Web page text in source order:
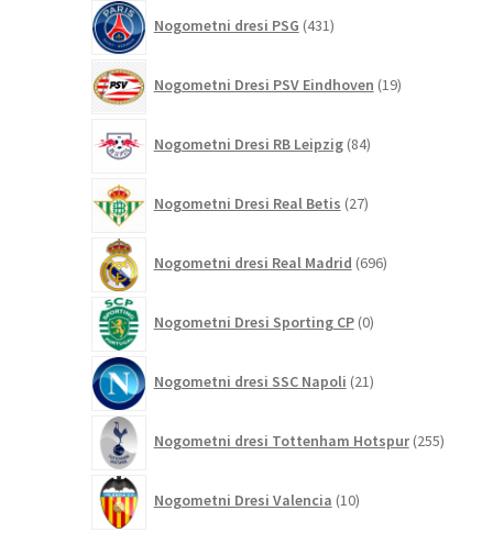
Nogometni dresi PSG 431izdelkov
Nogometni Dresi PSV Eindhoven 19izdelkov
Nogometni Dresi RB Leipzig 84izdelkov
Nogometni Dresi Real Betis 27izdelkov
Nogometni dresi Real Madrid 696izdelkov
Nogometni Dresi Sporting CP 0izdelkov
Nogometni dresi SSC Napoli 21izdelkov
Nogometni dresi Tottenham Hotspur 255
Nogometni Dresi Valencia 10izdelkov